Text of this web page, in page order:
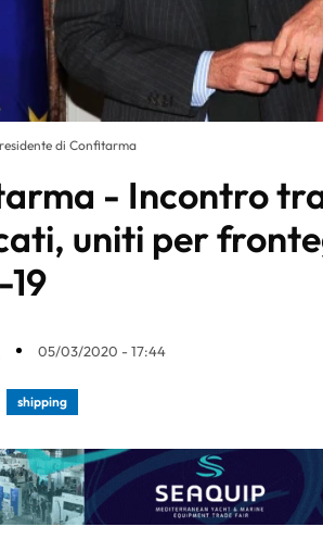
di Confitarma
- Incontro
uniti per
05/03/2020 - 17:44
shipping